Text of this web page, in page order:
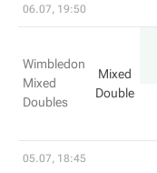
06.07, 19:50
Wimbledon
Mixed
Doubles
Mixed
Double
05.07, 18:45